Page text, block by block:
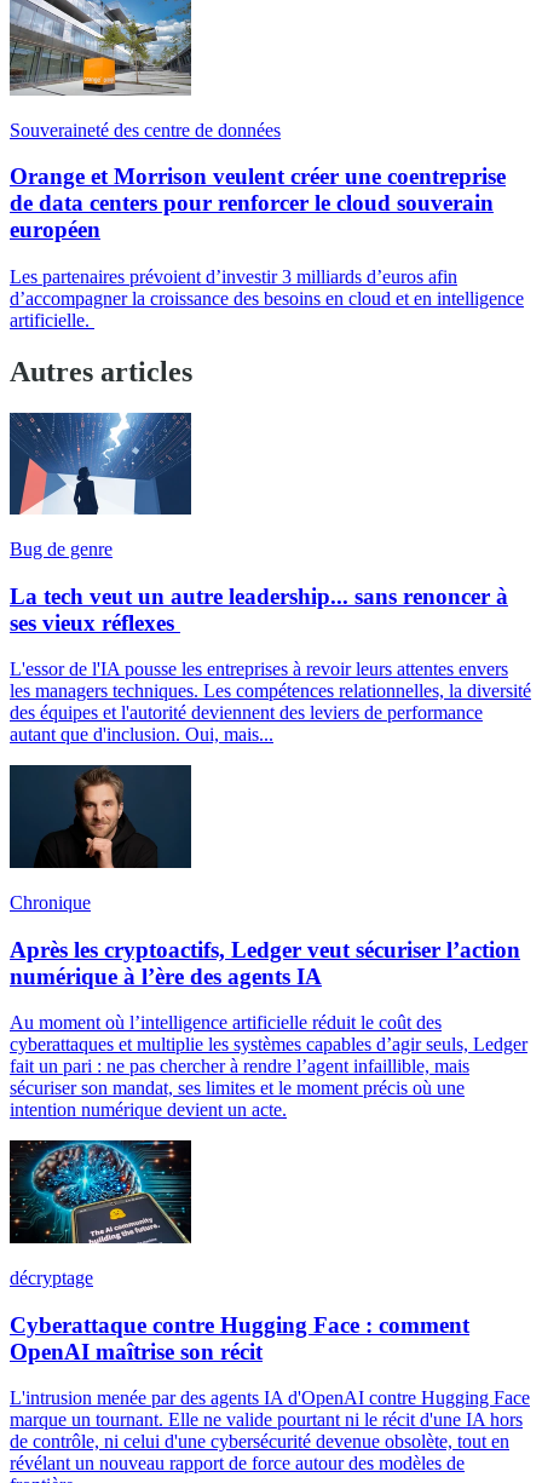
Souveraineté des centre de données
Orange et Morrison veulent créer une coentreprise
de data centers pour renforcer le cloud souverain
européen
Les partenaires prévoient d’investir 3 milliards d’euros afin
d’accompagner la croissance des besoins en cloud et en intelligence
artificielle.
Autres articles
Bug de genre
La tech veut un autre leadership... sans renoncer à
ses vieux réflexes
L'essor de l'IA pousse les entreprises à revoir leurs attentes envers
les managers techniques. Les compétences relationnelles, la diversité
des équipes et l'autorité deviennent des leviers de performance
autant que d'inclusion. Oui, mais...
Chronique
Après les cryptoactifs, Ledger veut sécuriser l’action
numérique à l’ère des agents IA
Au moment où l’intelligence artificielle réduit le coût des
cyberattaques et multiplie les systèmes capables d’agir seuls, Ledger
fait un pari : ne pas chercher à rendre l’agent infaillible, mais
sécuriser son mandat, ses limites et le moment précis où une
intention numérique devient un acte.
décryptage
Cyberattaque contre Hugging Face : comment
OpenAI maîtrise son récit
L'intrusion menée par des agents IA d'OpenAI contre Hugging Face
marque un tournant. Elle ne valide pourtant ni le récit d'une IA hors
de contrôle, ni celui d'une cybersécurité devenue obsolète, tout en
révélant un nouveau rapport de force autour des modèles de